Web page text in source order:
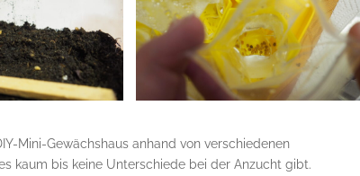
Mini-Gewächshaus anhand von verschiedenen
kaum bis keine Unterschiede bei der Anzucht gibt.